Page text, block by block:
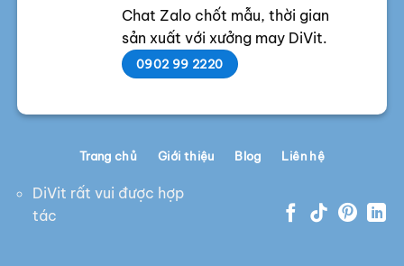
Chat Zalo chốt mẫu, thời gian
sản xuất với xưởng may DiVit.
0902 99 2220
DiVit rất vui được hợp
tác
Trang chủ Giới thiệu Blog Liên hệ